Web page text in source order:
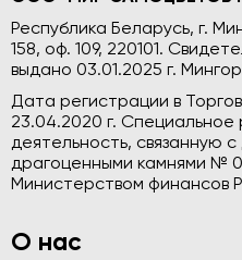
Республика Беларусь, г.
158, оф. 109, 220101.
выдано 03.01.2025 г.
Дата регистрации в
23.04.2020 г. Специальное
деятельность, связанную
драгоценными камнями №
Министерством финансов
О нас